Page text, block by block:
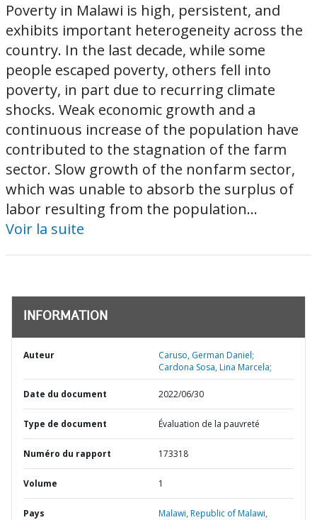
Poverty in Malawi is high, persistent, and
exhibits important heterogeneity across the
country. In the last decade, while some
people escaped poverty, others fell into
poverty, in part due to recurring climate
shocks. Weak economic growth and a
continuous increase of the population have
contributed to the stagnation of the farm
sector. Slow growth of the nonfarm sector,
which was unable to absorb the surplus of
labor resulting from the population...
Voir la suite
INFORMATION
Auteur
Caruso, German Daniel;
Cardona Sosa, Lina Marcela;
Date du document 2022/06/30
Type de document Évaluation de la pauvreté
Numéro du rapport 173318
Volume 1
Pays Malawi,Republic of Malawi,